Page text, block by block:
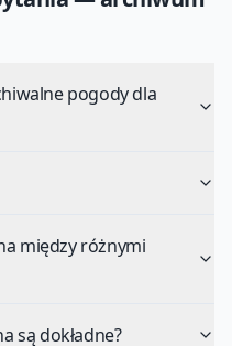
pogody dla
między różnymi
są dokładne?